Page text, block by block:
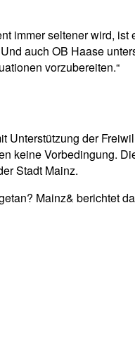
immer seltener wird, ist
auch OB Haase
vorzubereiten.“
Unterstützung der
keine Vorbedingung.
Stadt Mainz.
Mainz& berichtet